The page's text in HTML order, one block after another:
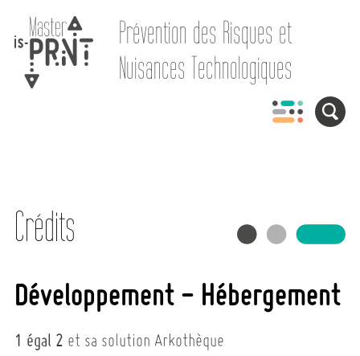
Prévention des Risques et
Nuisances Technologiques
Crédits
Développement - Hébergement
1 égal 2 et sa solution Arkothèque